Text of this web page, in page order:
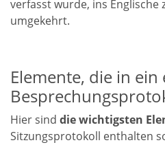
verfasst wurde, ins Englische
umgekehrt.
Elemente, die in ein
Hier sind die wichtigsten
Sitzungsprotokoll enthalten